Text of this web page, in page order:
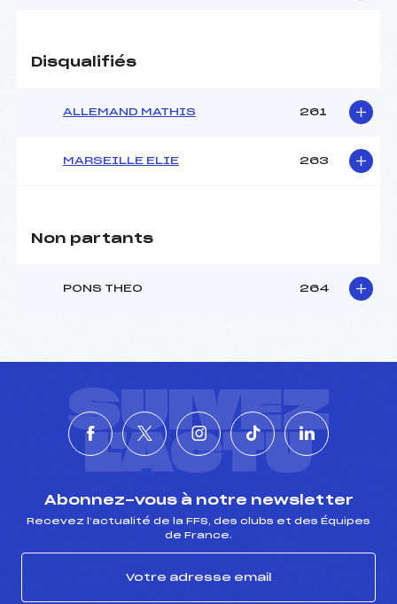
Disqualifiés
ALLEMAND MATHIS 261
MARSEILLE ELIE 263
Non partants
PONS THEO 264
SUIVEZ
L'ACTU
Abonnez-vous à notre newsletter
Recevez l’actualité de la FFS, des clubs et des Équipes
de France.